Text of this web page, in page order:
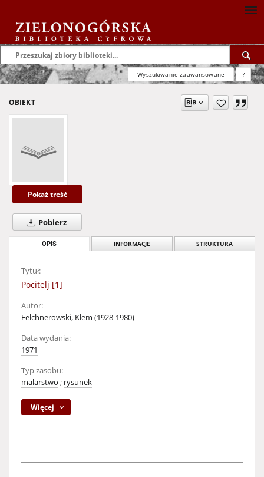
Wyszukiwanie zaawansowane ?
OBIEKT
Pokaż treść
Pobierz
OPIS INFORMACJE STRUKTURA
Tytuł:
Pocitelj [1]
Autor:
Felchnerowski, Klem (1928-1980)
Data wydania:
1971
Typ zasobu:
malarstwo ; rysunek
Więcej